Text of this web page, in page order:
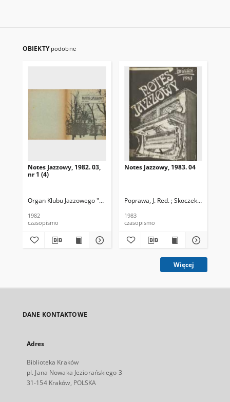
OBIEKTY podobne
Notes Jazzowy, 1982. 03,
nr 1 (4)
Organ Klubu Jazzowego "Rotunda" Skoczek, T. Red.
1982
czasopismo
Notes Jazzowy, 1983. 04
Poprawa, J. Red. ; Skoczek T. Red.
1983
czasopismo
Więcej
DANE KONTAKTOWE
Adres
Biblioteka Kraków
pl. Jana Nowaka Jeziorańskiego 3
31-154 Kraków, POLSKA